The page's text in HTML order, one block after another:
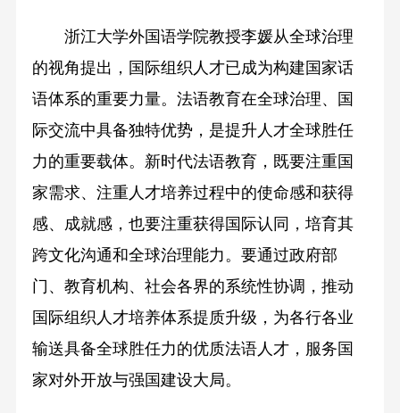
浙江大学外国语学院教授李媛从全球治理
的视角提出，国际组织人才已成为构建国家话
语体系的重要力量。法语教育在全球治理、国
际交流中具备独特优势，是提升人才全球胜任
力的重要载体。新时代法语教育，既要注重国
家需求、注重人才培养过程中的使命感和获得
感、成就感，也要注重获得国际认同，培育其
跨文化沟通和全球治理能力。要通过政府部
门、教育机构、社会各界的系统性协调，推动
国际组织人才培养体系提质升级，为各行各业
输送具备全球胜任力的优质法语人才，服务国
家对外开放与强国建设大局。